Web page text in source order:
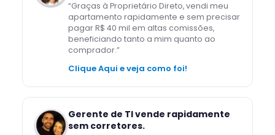
“Graças à Proprietário Direto, vendi meu
apartamento rapidamente e sem precisar
pagar R$ 40 mil em altas comissões,
beneficiando tanto a mim quanto ao
comprador.”
Clique Aqui e veja como foi!
Gerente de TI vende rapidamente
sem corretores.